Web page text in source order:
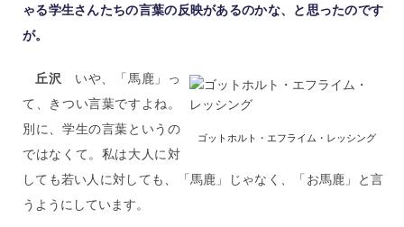
ゃる学生さんたちの言葉の反映があるのかな、と思ったのです
が。
ゴットホルト・エフライム・レッシング
丘沢 いや、「馬鹿」っ
て、きつい言葉ですよね。
別に、学生の言葉というの
ではなくて。私は大人に対
しても若い人に対しても、「馬鹿」じゃなく、「お馬鹿」と言
うようにしています。